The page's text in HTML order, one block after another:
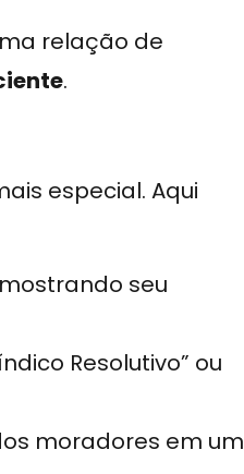
relação de
.
especial. Aqui
seu
Resolutivo” ou
moradores em um